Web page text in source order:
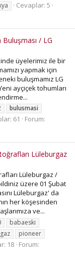
Cevaplar: 5
Buluşması / LG
üyelerimiz ile bir
yapmak için
buluşmamız LG
ayçiçek tohumları
bulusmasi
61
Forum:
Lüleburgaz
Lüleburgaz /
üzere 01 Şubat
Lüleburgaz' da
her köşesinden
ve...
babaeski
pioneer
18 Forum: